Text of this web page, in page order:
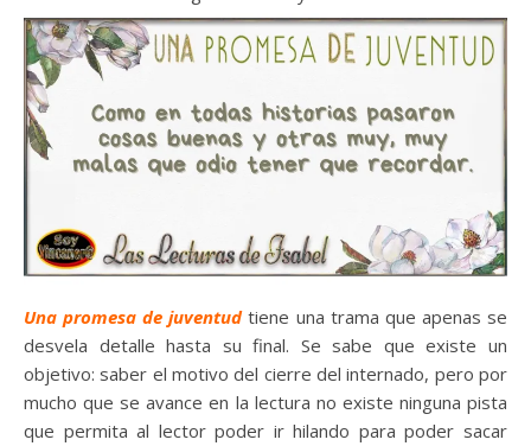
Una promesa de juventudtiene una trama que apenas se
desvela detalle hasta su final. Se sabe que existe un
objetivo: saber el motivo del cierre del internado, pero por
mucho que se avance en la lectura no existe ninguna pista
que permita al lector poder ir hilando para poder sacar